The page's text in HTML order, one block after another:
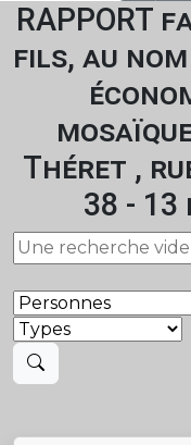
RAPPORT
fils, au
Théret ,
38 - 13